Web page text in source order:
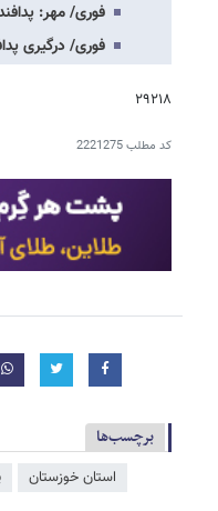
فوری/ مهر:
فوری/ درگیری
۲۹۲۱۸
کد مطلب2221275
برچسب‌ها
استان خوزستان